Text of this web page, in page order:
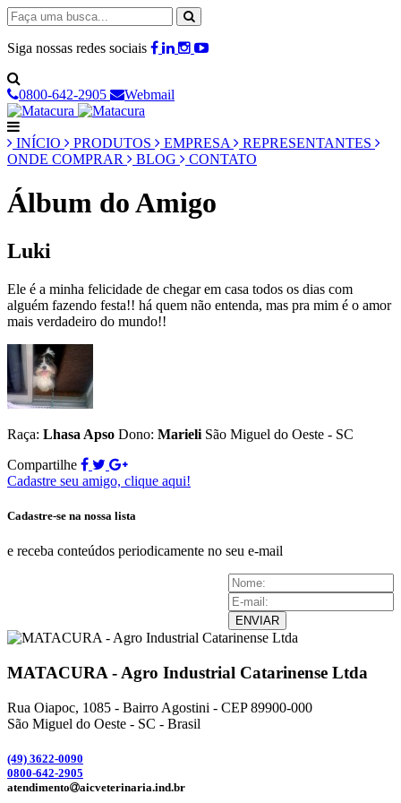
Siga nossas redes sociais
0800-642-2905 Webmail
INÍCIO PRODUTOS EMPRESA
REPRESENTANTES
ONDE COMPRAR
BLOG CONTATO
Álbum do Amigo
Luki
Ele é a minha felicidade de chegar em casa todos os dias com
alguém fazendo festa!! há quem não entenda, mas pra mim é o amor
mais verdadeiro do mundo!!
Raça: Lhasa Apso Dono: Marieli São Miguel do Oeste - SC
Compartilhe
Cadastre seu amigo, clique aqui!
Cadastre-se na nossa lista
e receba conteúdos periodicamente no seu e-mail
ENVIAR
MATACURA - Agro Industrial Catarinense Ltda
Rua Oiapoc, 1085 - Bairro Agostini - CEP 89900-000
São Miguel do Oeste - SC - Brasil
(49) 3622-0090
0800-642-2905
atendimento
aicveterinaria.ind.br